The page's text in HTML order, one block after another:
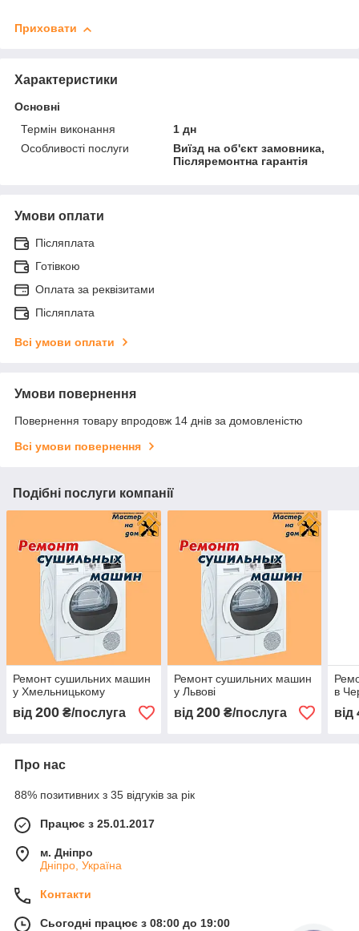
Приховати
Характеристики
Основні
Термін виконання
1 дн
Особливості послуги
Виїзд на об'єкт замовника,
Післяремонтна гарантія
Умови оплати
Післяплата
Готівкою
Оплата за реквізитами
Післяплата
Всі умови оплати
Умови повернення
Повернення товару впродовж 14 днів за домовленістю
Всі умови повернення
Подібні послуги компанії
Ремонт сушильних машин
у Хмельницькому
від 200 ₴/послуга
Ремонт сушильних машин
у Львові
від 200₴/послуга
в
від
Про нас
88% позитивних з 35 відгуків за рік
Працює з 25.01.2017
м. Дніпро
Дніпро, Україна
Контакти
Сьогодні працює з 08:00 до 19:00